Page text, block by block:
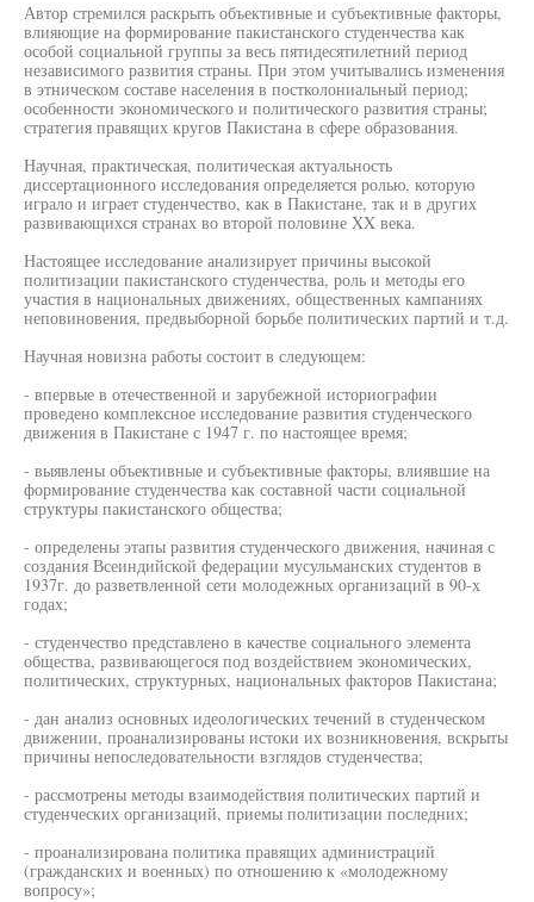
Автор стремился раскрыть объективные и субъективные факторы,
влияющие на формирование пакистанского студенчества как
особой социальной группы за весь пятидесятилетний период
независимого развития страны. При этом учитывались изменения
в этническом составе населения в постколониальный период;
особенности экономического и политического развития страны;
стратегия правящих кругов Пакистана в сфере образования.
Научная, практическая, политическая актуальность
диссертационного исследования определяется ролью, которую
играло и играет студенчество, как в Пакистане, так и в других
развивающихся странах во второй половине XX века.
Настоящее исследование анализирует причины высокой
политизации пакистанского студенчества, роль и методы его
участия в национальных движениях, общественных кампаниях
неповиновения, предвыборной борьбе политических партий и т.д.
Научная новизна работы состоит в следующем:
- впервые в отечественной и зарубежной историографии
проведено комплексное исследование развития студенческого
движения в Пакистане с 1947 г. по настоящее время;
- выявлены объективные и субъективные факторы, влиявшие на
формирование студенчества как составной части социальной
структуры пакистанского общества;
- определены этапы развития студенческого движения, начиная с
создания Всеиндийской федерации мусульманских студентов в
1937г. до разветвленной сети молодежных организаций в 90-х
годах;
- студенчество представлено в качестве социального элемента
общества, развивающегося под воздействием экономических,
политических, структурных, национальных факторов Пакистана;
- дан анализ основных идеологических течений в студенческом
движении, проанализированы истоки их возникновения, вскрыты
причины непоследовательности взглядов студенчества;
- рассмотрены методы взаимодействия политических партий и
студенческих организаций, приемы политизации последних;
- проанализирована политика правящих администраций
(гражданских и военных) по отношению к «молодежному
вопросу»;